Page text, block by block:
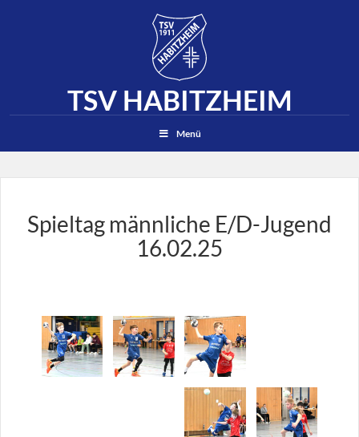
TSV HABITZHEIM
Menü
Spieltag männliche E/D-Jugend
16.02.25